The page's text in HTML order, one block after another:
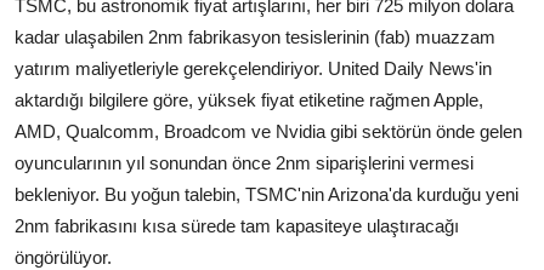
TSMC, bu astronomik fiyat artışlarını, her biri 725 milyon dolara
kadar ulaşabilen 2nm fabrikasyon tesislerinin (fab) muazzam
yatırım maliyetleriyle gerekçelendiriyor. United Daily News'in
aktardığı bilgilere göre, yüksek fiyat etiketine rağmen Apple,
AMD, Qualcomm, Broadcom ve Nvidia gibi sektörün önde gelen
oyuncularının yıl sonundan önce 2nm siparişlerini vermesi
bekleniyor. Bu yoğun talebin, TSMC'nin Arizona'da kurduğu yeni
2nm fabrikasını kısa sürede tam kapasiteye ulaştıracağı
öngörülüyor.